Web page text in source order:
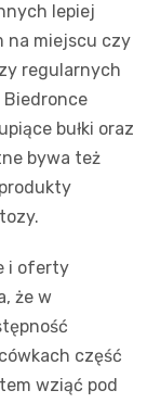
lepiej
na miejscu czy
regularnych
bułki oraz
bywa też
i oferty
że w
część
wziąć pod